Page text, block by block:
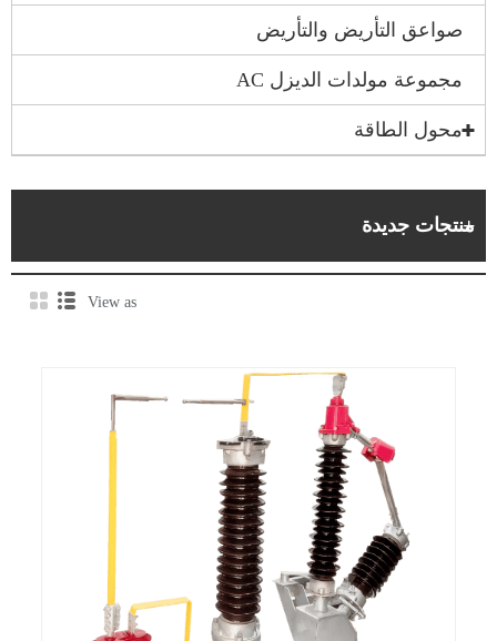
صواعق التأريض والتأريض
مجموعة مولدات الديزل AC
محول الطاقة
منتجات جديدة
View as